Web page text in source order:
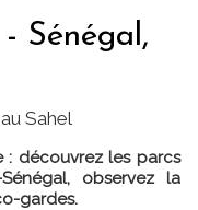
Sénégal,
Sahel
: découvrez les parcs
observez la
gardes.